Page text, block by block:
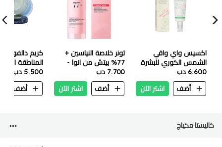
اكسيس واي واقي
الشمس الكوري للبشرة
الدهنية والمختلطة
والحساسة 50 ملي
6.600 دب
أضف
اشتر الآن
تونر خلاصة النياسين +
77% بيتش من انوا -
250 مل
7.700 دب
أضف
اشتر الآن
كريم دالفور
المناطقة
حق المناطقة
5.500 دب
أضف
كاليستا مكياج